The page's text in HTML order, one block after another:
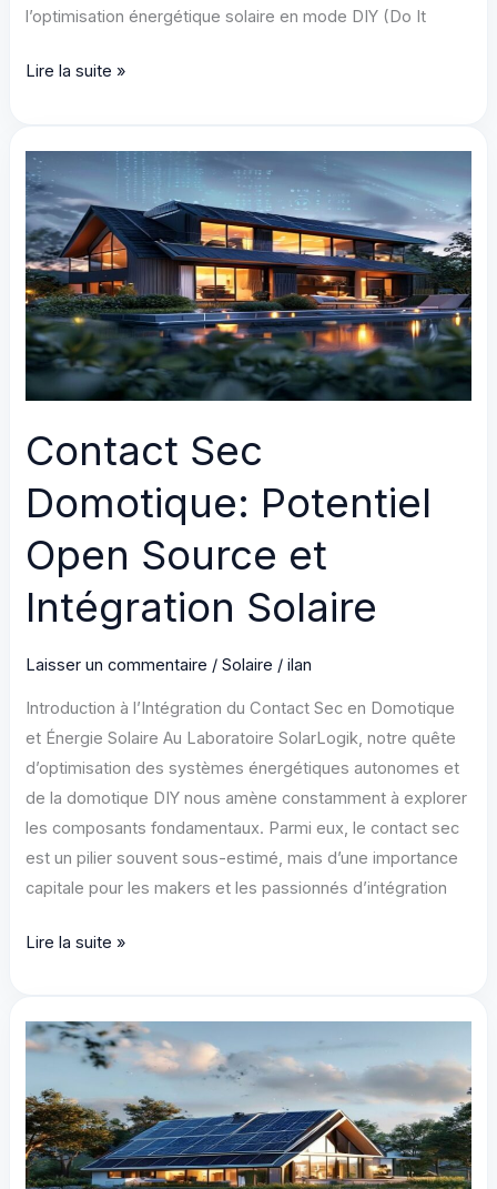
l’optimisation énergétique solaire en mode DIY (Do It
Hub
Révolution
pour
Makers
&
Domotique
Solaire
DIY
Lire la suite »
Contact Sec
Domotique: Potentiel
Open Source et
Intégration Solaire
Laisser un commentaire /Solaire /ilan
Introduction à l’Intégration du Contact Sec en Domotique
et Énergie Solaire Au Laboratoire SolarLogik, notre quête
d’optimisation des systèmes énergétiques autonomes et
de la domotique DIY nous amène constamment à explorer
les composants fondamentaux. Parmi eux, le contact sec
est un pilier souvent sous-estimé, mais d’une importance
capitale pour les makers et les passionnés d’intégration
Contact
Potentiel
Source
et
Intégration
Solaire
Lire la suite »